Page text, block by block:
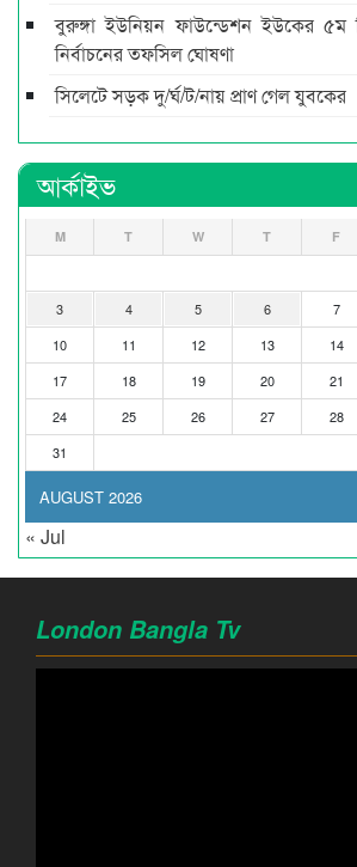
বুরুঙ্গা ইউনিয়ন ফাউন্ডেশন ইউকের ৫ম
নির্বাচনের তফসিল ঘোষণা
সিলেটে সড়ক দু/র্ঘ/ট/নায় প্রাণ গেল যুবকের
আর্কাইভ
AUGUST 2026
M T W T F
3
4 5 6 7
10
11 12 13 14
17
18 19 20 21
24
25 26 27 28
31
« Jul
London Bangla Tv